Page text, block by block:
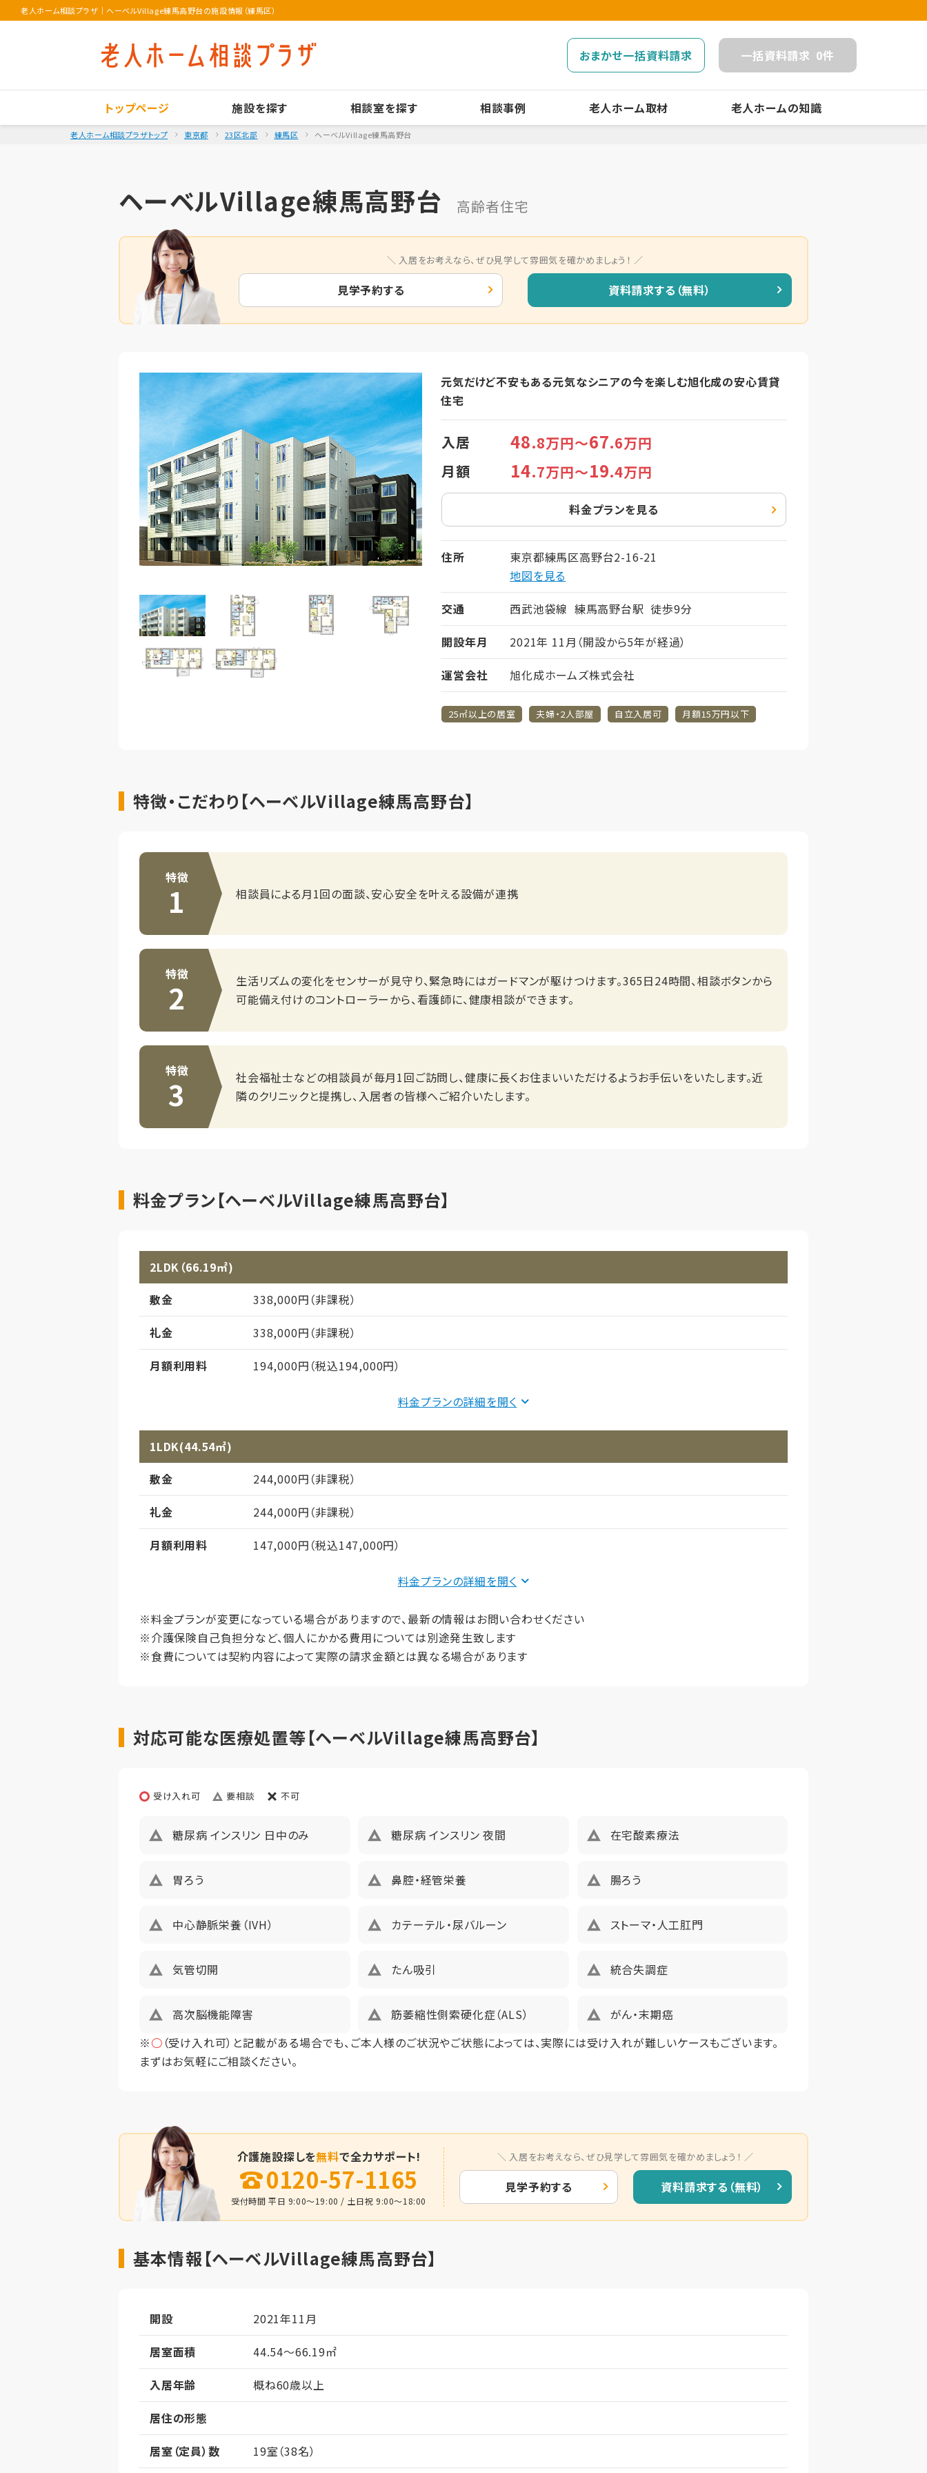
老人ホーム相談プラザ ｜ ヘーベルVillage練馬高野台の施設情報（練馬区）
おまかせ一括資料請求 一括資料請求 0件
トップページ 施設を探す 相談室を探す 相談事例 老人ホーム取材 老人ホームの知識
老人ホーム相談プラザトップ 東京都 23区北部 練馬区 ヘーベルVillage練馬高野台
ヘーベルVillage練馬高野台 高齢者住宅
入居をお考えなら、ぜひ見学して雰囲気を確かめましょう！
見学予約する 資料請求する（無料）
元気だけど不安もある元気なシニアの今を楽しむ旭化成の安心賃貸
住宅
入居 48.8万円～67.6万円
月額
14.7万円～19.4万円
料金プランを見る
住所
東京都練馬区高野台2-16-21
地図を見る
交通
西武池袋線 練馬高野台駅 徒歩9分
開設年月
2021年 11月（開設から5年が経過）
運営会社
旭化成ホームズ株式会社
25㎡以上の居室 夫婦・2人部屋 自立入居可 月額15万円以下
特徴・こだわり【ヘーベルVillage練馬高野台】
特徴
1 相談員による月1回の面談、安心安全を叶える設備が連携
特徴
2
生活リズムの変化をセンサーが見守り、緊急時にはガードマンが駆けつけます。365日24時間、相談ボタンから
可能備え付けのコントローラーから、看護師に、健康相談ができます。
特徴
3
社会福祉士などの相談員が毎月1回ご訪問し、健康に長くお住まいいただけるようお手伝いをいたします。近
隣のクリニックと提携し、入居者の皆様へご紹介いたします。
料金プラン【ヘーベルVillage練馬高野台】
2LDK（66.19㎡)
敷金
338,000円（非課税）
礼金
338,000円（非課税）
月額利用料
194,000円（税込194,000円）
月額利用料内訳
家賃 169,000円（非課税）
管理費 25,000円（非課税）
初期償却
想定居住期間（償却年月数）
2LDK
定員 2
料金プランの詳細を
1LDK(44.54㎡)
敷金
244,000円（非課税）
礼金
244,000円（非課税）
月額利用料
147,000円（税込147,000円）
月額利用料内訳
家賃 122,000円（非課税）
管理費 25,000円（非課税）
その他事項 1LDK
居室広さ
料金プランの詳細を
※料金プランが変更になっている場合がありますので、最新の情報はお問い合わせください
※介護保険自己負担分など、個人にかかる費用については別途発生致します
※食費については契約内容によって実際の請求金額とは異なる場合があります
対応可能な医療処置等【ヘーベルVillage練馬高野台】
受け入れ可 要相談 不可
糖尿病 インスリン 日中のみ 糖尿病 インスリン 夜間 在宅酸素療法
胃ろう 鼻腔・経管栄養 腸ろう
中心静脈栄養（IVH） カテーテル・尿バルーン ストーマ・人工肛門
気管切開 たん吸引 統合失調症
高次脳機能障害 筋萎縮性側索硬化症（ALS）
がん・末期癌
※○ （受け入れ可）と記載がある場合でも、ご本人様のご状況やご状態によっては、実際には受け入れが難しいケースもございます。
まずはお気軽にご相談ください。
介護施設探しを無料で全力サポート!
0120-57-1165
受付時間 平日 9:00～19:00 / 土日祝 9:00～18:00
入居をお考えなら、ぜひ見学して雰囲気を確かめましょう！
見学予約する 資料請求する（無料）
基本情報【ヘーベルVillage練馬高野台】
開設
2021年11月
居室面積
44.54～66.19㎡
入居年齢
概ね60歳以上
居住の形態
居室（定員）数
19室（38名）